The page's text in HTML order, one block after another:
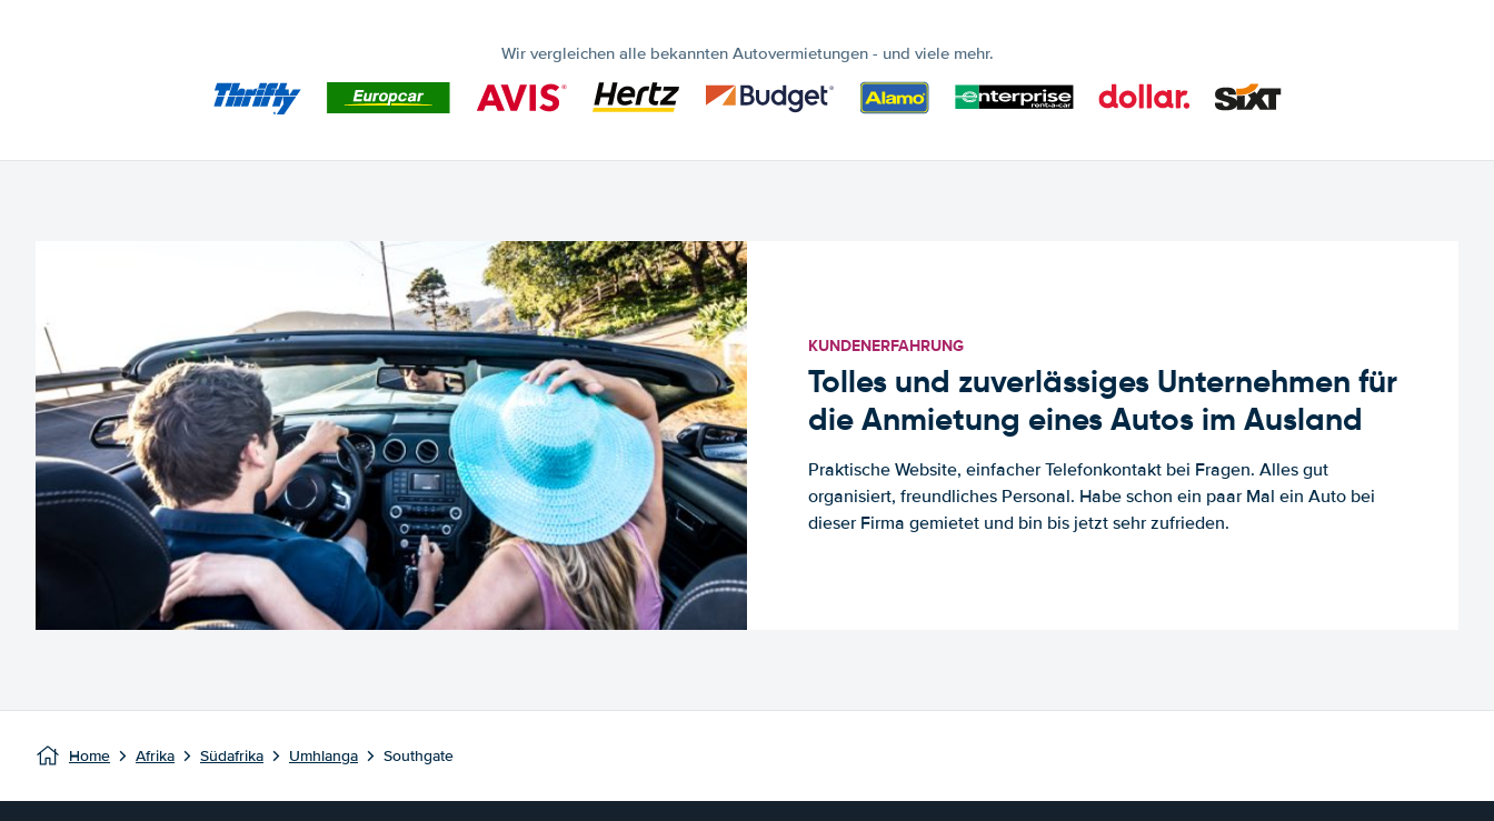
Wir vergleichen alle bekannten Autovermietungen - und viele mehr.
KUNDENERFAHRUNG
Tolles und zuverlässiges Unternehmen für
die Anmietung eines Autos im Ausland
Praktische Website, einfacher Telefonkontakt bei Fragen. Alles gut
organisiert, freundliches Personal. Habe schon ein paar Mal ein Auto bei
dieser Firma gemietet und bin bis jetzt sehr zufrieden.
Home Afrika Südafrika Umhlanga Southgate